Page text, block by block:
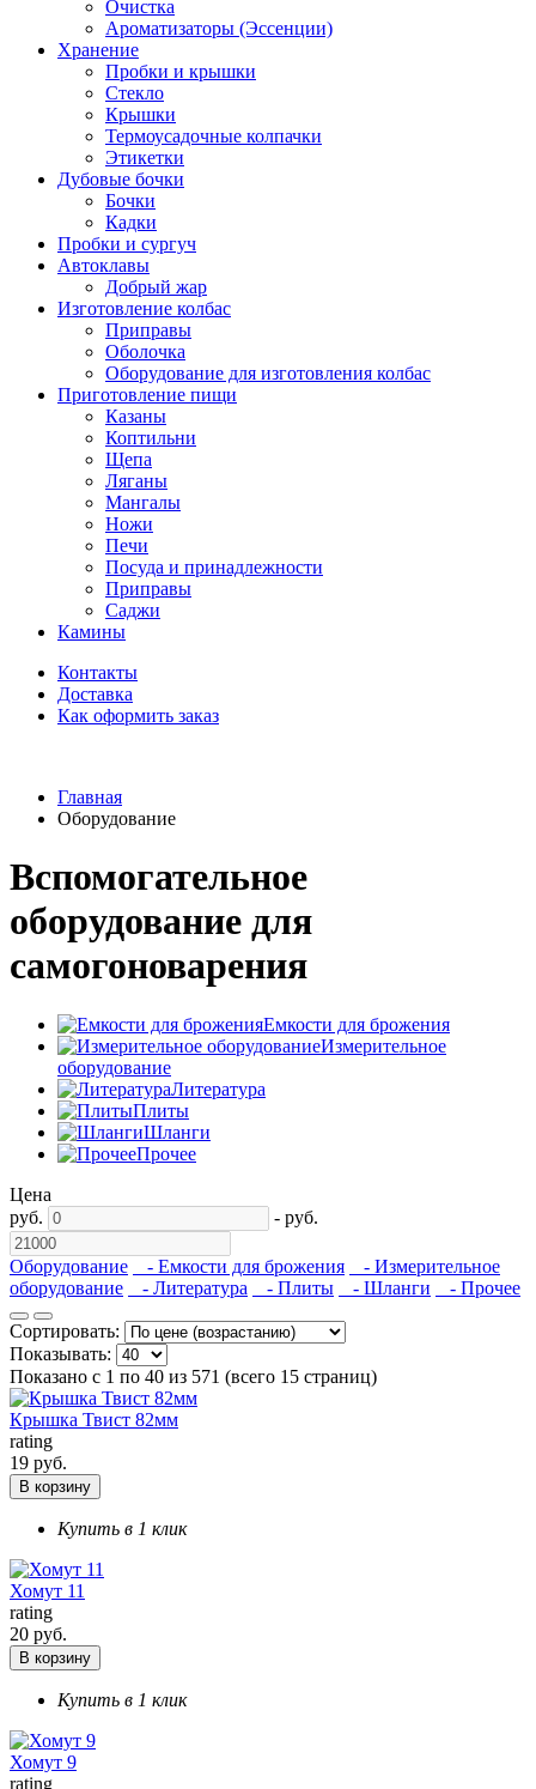
Очистка
Ароматизаторы (Эссенции)
Хранение
Пробки и крышки
Стекло
Крышки
Термоусадочные колпачки
Этикетки
Дубовые бочки
Бочки
Кадки
Пробки и сургуч
Автоклавы
Добрый жар
Изготовление колбас
Приправы
Оболочка
Оборудование для изготовления колбас
Приготовление пищи
Казаны
Коптильни
Щепа
Ляганы
Мангалы
Ножи
Печи
Посуда и принадлежности
Приправы
Саджи
Камины
Контакты
Доставка
Как оформить заказ
Главная
Оборудование
Вспомогательное
оборудование для
самогоноварения
Емкости для брожения
Измерительное
оборудование
Литература
Плиты
Шланги
Прочее
Цена
руб.
- руб.
Оборудование - Емкости для брожения
- Измерительное
оборудование
- Литература - Плиты - Шланги - Прочее
Сортировать:
Показывать:
Показано с 1 по 40 из 571 (всего 15 страниц)
Крышка Твист 82мм
rating
19 руб.
В корзину
Купить в 1 клик
Хомут 11
rating
20 руб.
В корзину
Купить в 1 клик
Хомут 9
rating